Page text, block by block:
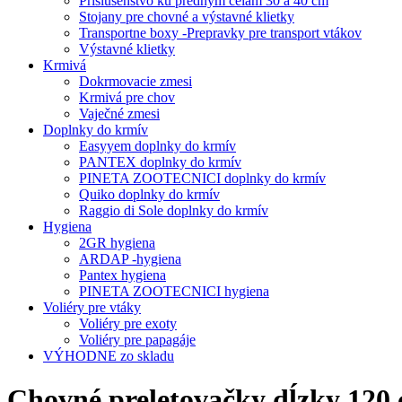
Stojany pre chovné a výstavné klietky
Transportne boxy -Prepravky pre transport vtákov
Výstavné klietky
Krmivá
Dokrmovacie zmesi
Krmivá pre chov
Vaječné zmesi
Doplnky do krmív
Easyyem doplnky do krmív
PANTEX doplnky do krmív
PINETA ZOOTECNICI doplnky do krmív
Quiko doplnky do krmív
Raggio di Sole doplnky do krmív
Hygiena
2GR hygiena
ARDAP -hygiena
Pantex hygiena
PINETA ZOOTECNICI hygiena
Voliéry pre vtáky
Voliéry pre exoty
Voliéry pre papagáje
VÝHODNE zo skladu